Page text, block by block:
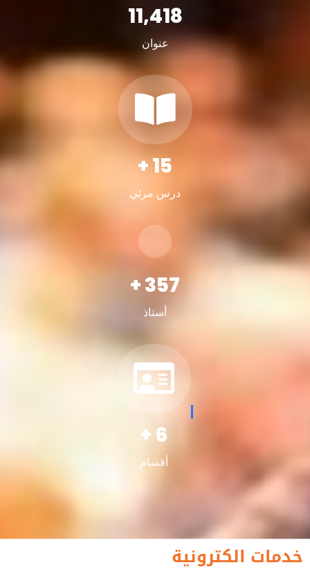
11,418
عنوان
15
+
درس مرئي
357
+
أستاذ
6
+
أقسام
خدمات الكترونية